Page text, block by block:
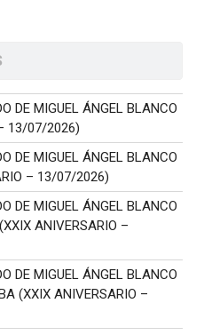
DE MIGUEL ÁNGEL BLANCO
13/07/2026)
DE MIGUEL ÁNGEL BLANCO
– 13/07/2026)
DE MIGUEL ÁNGEL BLANCO
ANIVERSARIO –
DE MIGUEL ÁNGEL BLANCO
(XXIX ANIVERSARIO –